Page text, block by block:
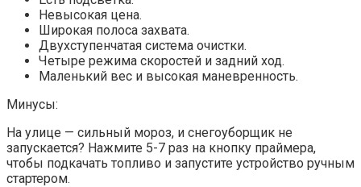
Невысокая цена.
Широкая полоса захвата.
Двухступенчатая система очистки.
Четыре режима скоростей и задний ход.
Маленький вес и высокая маневренность.
Минусы:
На улице — сильный мороз, и снегоуборщик не
запускается? Нажмите 5-7 раз на кнопку праймера,
чтобы подкачать топливо и запустите устройство ручным
стартером.